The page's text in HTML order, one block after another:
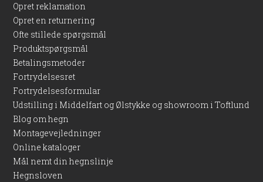
Opret reklamation
Opret en returnering
Ofte stillede spørgsmål
Produktspørgsmål
Betalingsmetoder
Fortrydelsesret
Fortrydelsesformular
Udstilling i Middelfart og Ølstykke og showroom i Toftlund
Blog om hegn
Montagevejledninger
Online kataloger
Mål nemt din hegnslinje
Hegnsloven